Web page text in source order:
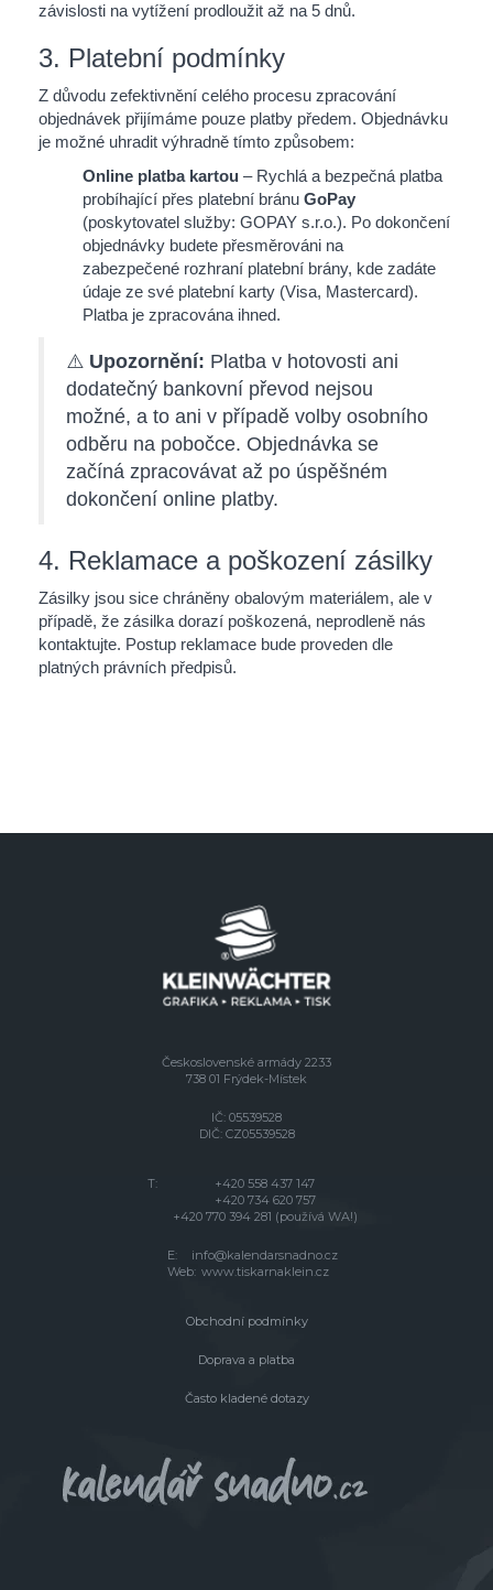
závislosti na vytížení prodloužit až na 5 dnů.
3. Platební podmínky
Z důvodu zefektivnění celého procesu zpracování
objednávek přijímáme pouze platby předem. Objednávku
je možné uhradit výhradně tímto způsobem:
Online platba kartou – Rychlá a bezpečná platba
probíhající přes platební bránu GoPay
(poskytovatel služby: GOPAY s.r.o.). Po dokončení
objednávky budete přesměrováni na
zabezpečené rozhraní platební brány, kde zadáte
údaje ze své platební karty (Visa, Mastercard).
Platba je zpracována ihned.
⚠️ Upozornění: Platba v hotovosti ani
dodatečný bankovní převod nejsou
možné, a to ani v případě volby osobního
odběru na pobočce. Objednávka se
začíná zpracovávat až po úspěšném
dokončení online platby.
4. Reklamace a poškození zásilky
Zásilky jsou sice chráněny obalovým materiálem, ale v
případě, že zásilka dorazí poškozená, neprodleně nás
kontaktujte. Postup reklamace bude proveden dle
platných právních předpisů.
Československé armády 2233
738 01 Frýdek-Místek
IČ: 05539528
DIČ: CZ05539528
T:
+420 558 437 147
+420 734 620 757
+420 770 394 281 (používá WA!)
E:
info@kalendarsnadno.cz
Web: www.tiskarnaklein.cz
Obchodní podmínky
Doprava a platba
Často kladené dotazy